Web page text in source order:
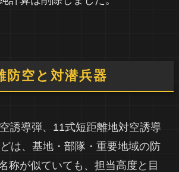
防空と対潜兵器
誘導弾、11式短距離地対空誘導
は、基地・部隊・重要地域の防
称が似ていても、担当高度と目